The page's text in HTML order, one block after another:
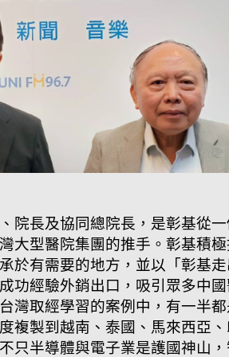
院長及協同總院長，是彰基從
大型醫院集團的推手。彰基積
於有需要的地方，並以「彰基
功經驗外銷出口，吸引眾多中
灣取經學習的案例中，有一半
複製到越南、泰國、馬來西亞
只半導體與電子業是護國神山